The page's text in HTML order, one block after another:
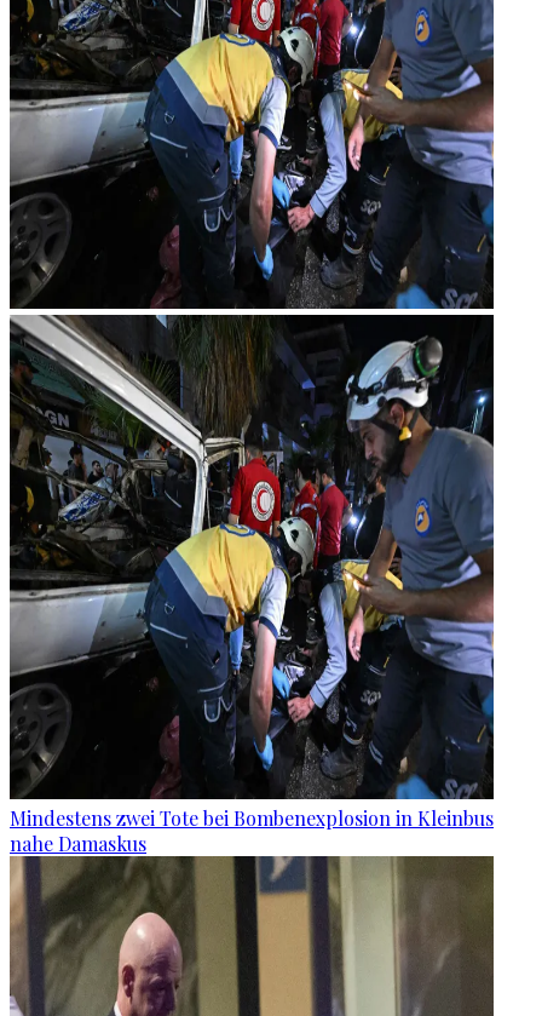
Mindestens zwei Tote bei Bombenexplosion in Kleinbus
nahe Damaskus